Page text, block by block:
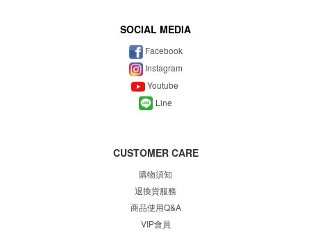
SOCIAL MEDIA
Facebook
Instagram
Youtube
Line
CUSTOMER CARE
購物須知
退換貨服務
商品使用Q&A
VIP會員